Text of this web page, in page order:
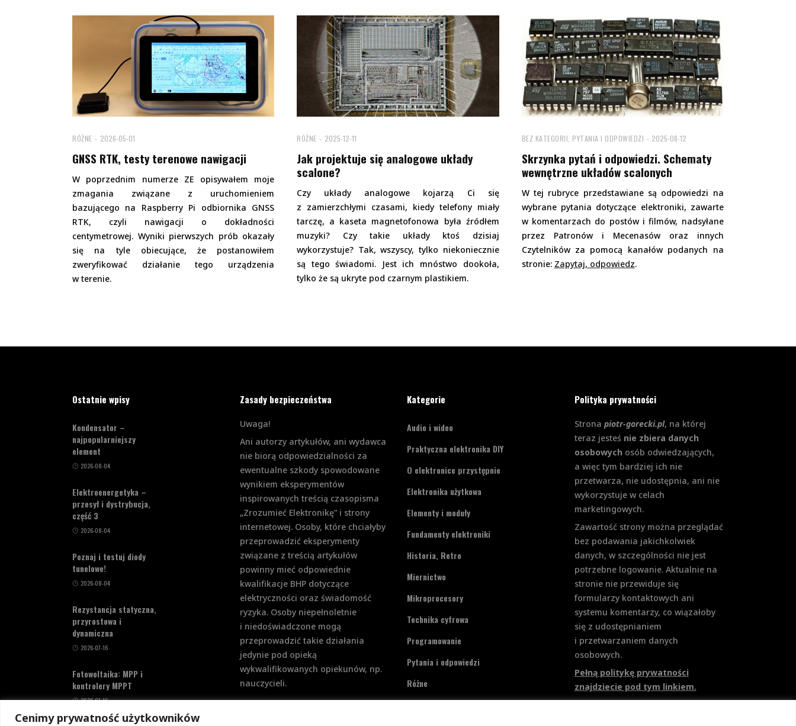
Cenimy prywatność użytkowników
RÓŻNE 2026-05-01
GNSS RTK, testy terenowe nawigacji
W poprzednim numerze ZE opisywałem moje
zmagania związane z uruchomieniem
bazującego na Raspberry Pi odbiornika GNSS
RTK, czyli nawigacji o dokładności
centymetrowej. Wyniki pierwszych prób okazały
się na tyle obiecujące, że postanowiłem
zweryfikować działanie tego urządzenia
w terenie.
RÓŻNE 2025-12-11
Jak projektuje się analogowe układy
scalone?
Czy układy analogowe kojarzą Ci się
z zamierzchłymi czasami, kiedy telefony miały
tarczę, a kaseta magnetofonowa była źródłem
muzyki? Czy takie układy ktoś dzisiaj
wykorzystuje? Tak, wszyscy, tylko niekoniecznie
są tego świadomi. Jest ich mnóstwo dookoła,
tylko że są ukryte pod czarnym plastikiem.
BEZ KATEGORII PYTANIA I ODPOWIEDZI 2025-08-12
Skrzynka pytań i odpowiedzi. Schematy
wewnętrzne układów scalonych
W tej rubryce przedstawiane są odpowiedzi na
wybrane pytania dotyczące elektroniki, zawarte
w komentarzach do postów i filmów, nadsyłane
przez Patronów i Mecenasów oraz innych
Czytelników za pomocą kanałów podanych na
stronie: Zapytaj, odpowiedz.
Ostatnie wpisy
Kondensator –
najpopularniejszy
element
2026-08-04
Elektroenergetyka –
przesył i dystrybucja,
część 3
2026-08-04
Poznaj i testuj diody
tunelowe!
2026-08-04
Rezystancja statyczna,
przyrostowa i
dynamiczna
2026-07-16
Fotowoltaika: MPP i
kontrolery MPPT
2026-07-16
Zasady bezpieczeństwa
Uwaga!
Ani autorzy artykułów, ani wydawca
nie biorą odpowiedzialności za
ewentualne szkody spowodowane
wynikiem eksperymentów
inspirowanych treścią czasopisma
„Zrozumieć Elektronikę” i strony
internetowej. Osoby, które chciałyby
przeprowadzić eksperymenty
związane z treścią artykułów
powinny mieć odpowiednie
kwalifikacje BHP dotyczące
elektryczności oraz świadomość
ryzyka. Osoby niepełnoletnie
i niedoświadczone mogą
przeprowadzić takie działania
jedynie pod opieką
wykwalifikowanych opiekunów, np.
nauczycieli.
Kategorie
Audio i wideo
Praktyczna elektronika DIY
O elektronice przystępnie
Elektronika użytkowa
Elementy i moduły
Fundamenty elektroniki
Historia, Retro
Miernictwo
Mikroprocesory
Technika cyfrowa
Programowanie
Pytania i odpowiedzi
Różne
Zasilanie
Polityka prywatności
Strona piotr-gorecki.pl, na której
teraz jesteś nie zbiera danych
osobowych osób odwiedzających,
a więc tym bardziej ich nie
przetwarza, nie udostępnia, ani nie
wykorzystuje w celach
marketingowych.
Zawartość strony można przeglądać
bez podawania jakichkolwiek
danych, w szczególności nie jest
potrzebne logowanie. Aktualnie na
stronie nie przewiduje się
formularzy kontaktowych ani
systemu komentarzy, co wiązałoby
się z udostępnianiem
i przetwarzaniem danych
osobowych.
Pełną politykę prywatności
znajdziecie pod tym linkiem.